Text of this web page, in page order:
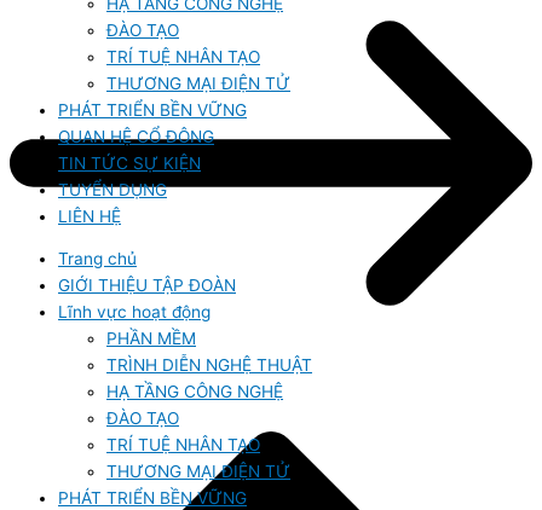
ĐÀO TẠO
TRÍ TUỆ NHÂN TẠO
THƯƠNG MẠI ĐIỆN TỬ
PHÁT TRIỂN BỀN VỮNG
QUAN HỆ CỔ ĐÔNG
TIN TỨC SỰ KIỆN
TUYỂN DỤNG
LIÊN HỆ
Trang chủ
GIỚI THIỆU TẬP ĐOÀN
Lĩnh vực hoạt động
PHẦN MỀM
TRÌNH DIỄN NGHỆ THUẬT
HẠ TẦNG CÔNG NGHỆ
ĐÀO TẠO
TRÍ TUỆ NHÂN TẠO
THƯƠNG MẠI ĐIỆN TỬ
PHÁT TRIỂN BỀN VỮNG